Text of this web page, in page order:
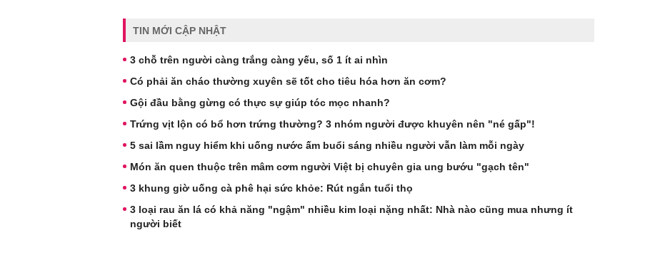
TIN MỚI CẬP NHẬT
3 chỗ trên người càng trắng càng yếu, số 1 ít ai nhìn
Có phải ăn cháo thường xuyên sẽ tốt cho tiêu hóa hơn ăn cơm?
Gội đầu bằng gừng có thực sự giúp tóc mọc nhanh?
Trứng vịt lộn có bổ hơn trứng thường? 3 nhóm người được khuyên nên "né gấp"!
5 sai lầm nguy hiểm khi uống nước ấm buổi sáng nhiều người vẫn làm mỗi ngày
Món ăn quen thuộc trên mâm cơm người Việt bị chuyên gia ung bướu "gạch tên"
3 khung giờ uống cà phê hại sức khỏe: Rút ngắn tuổi thọ
3 loại rau ăn lá có khả năng "ngậm" nhiều kim loại nặng nhất: Nhà nào cũng mua nhưng ít
người biết